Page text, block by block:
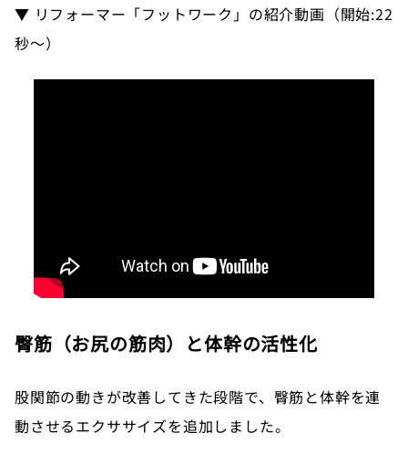
▼ リフォーマー「フットワーク」の紹介動画（開始:22
秒〜）
臀筋（お尻の筋肉）と体幹の活性化
股関節の動きが改善してきた段階で、臀筋と体幹を連
動させるエクササイズを追加しました。